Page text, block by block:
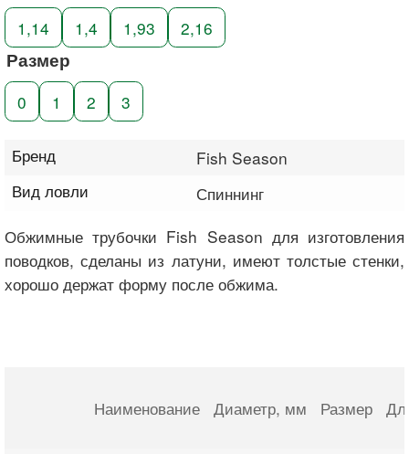
1,14 1,4 1,93 2,16
Размер
0 1 2 3
Бренд
Fish Season
Вид ловли
Спиннинг
Обжимные трубочки Fish Season для изготовления
поводков, сделаны из латуни, имеют толстые стенки,
хорошо держат форму после обжима.
Наименование Диаметр, мм Размер